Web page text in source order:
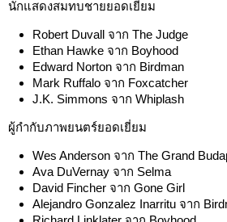
นักแสดงสมทบชายยอดเยี่ยม
Robert Duvall จาก The Judge
Ethan Hawke จาก Boyhood
Edward Norton จาก Birdman
Mark Ruffalo จาก Foxcatcher
J.K. Simmons จาก Whiplash
ผู้กำกับภาพยนตร์ยอดเยี่ยม
Wes Anderson จาก The Grand
Ava DuVernay จาก Selma
David Fincher จาก Gone Girl
Alejandro Gonzalez Inarritu จาก